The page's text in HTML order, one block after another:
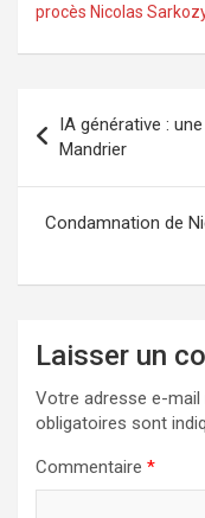
procès Nicolas
de
l’article
IA générative :
Mandrier
Condamnation de
Laisser un
Votre adresse e-mail
obligatoires sont
Commentaire *